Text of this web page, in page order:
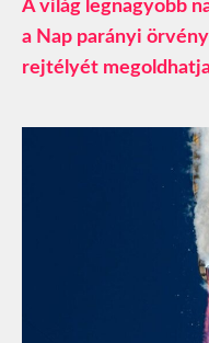
A világ legnagyobb
a Nap parányi
rejtélyét